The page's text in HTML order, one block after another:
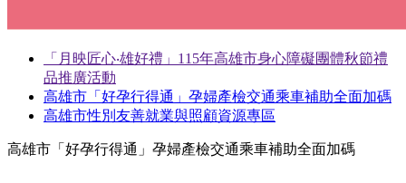
「月映匠心‧雄好禮」115年高雄市身心障礙團體秋節禮
品推廣活動
高雄市「好孕行得通」孕婦產檢交通乘車補助全面加碼
高雄市性別友善就業與照顧資源專區
高雄市「好孕行得通」孕婦產檢交通乘車補助全面加碼